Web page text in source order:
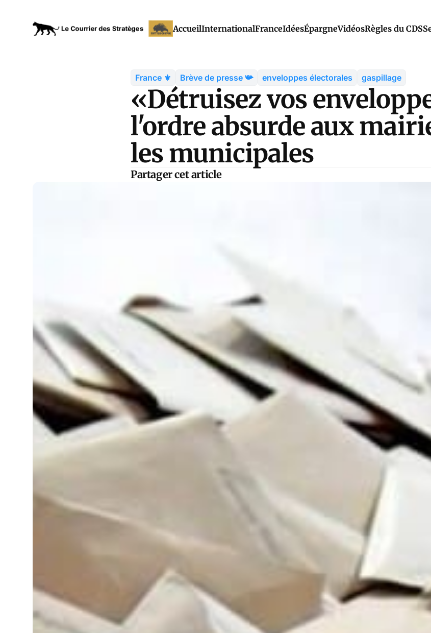
AccueilInternationalFranceIdéesÉpargneVidéosRègles du CDS
France ⚜️ Brève de presse 📯 enveloppes électorales gaspillage
«Détruisez vos
l'ordre absurde aux
les municipales
Partager cet article